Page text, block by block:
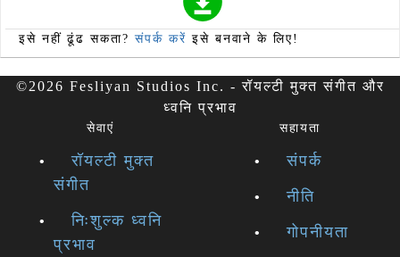
इसे नहीं ढूंढ सकता? संपर्क करें इसे बनवाने के लिए!
©2026 Fesliyan Studios Inc. - रॉयल्टी मुक्त संगीत और
ध्वनि प्रभाव
सेवाएं
रॉयल्टी मुक्त
संगीत
निःशुल्क ध्वनि
प्रभाव
सहायता
संपर्क
नीति
गोपनीयता